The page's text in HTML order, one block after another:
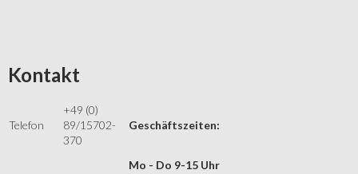
Kontakt
Telefon
+49 (0)
89/15702-
370
Geschäftszeiten:
Mo - Do 9-15 Uhr